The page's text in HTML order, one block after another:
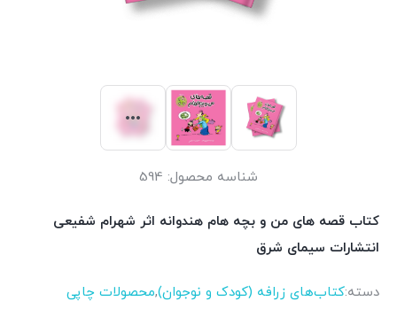
شناسه محصول: 594
کتاب قصه های من و بچه هام هندوانه اثر شهرام شفیعی
انتشارات سیمای شرق
دسته:کتاب‌های زرافه (کودک و نوجوان),محصولات چاپی